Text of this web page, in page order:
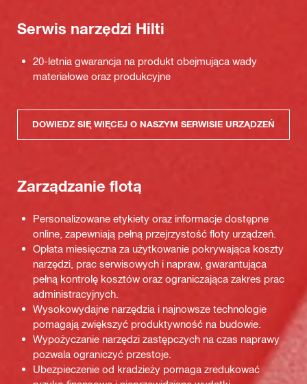
Serwis narzędzi Hilti
20-letnia gwarancja na produkt obejmująca wady
materiałowe oraz produkcyjne
DOWIEDZ SIĘ WIĘCEJ O NASZYM SERWISIE URZĄDZEŃ
Zarządzanie flotą
Personalizowane etykiety oraz informacje dostępne
online, zapewniają pełną przejrzystość floty urządzeń.
Opłata miesięczna za użytkowanie pokrywająca koszty
narzędzi, prac serwisowych i napraw, gwarantująca
pełną kontrolę kosztów oraz ograniczająca zakres prac
administracyjnych.
Wysokowydajne narzędzia i najnowsze technologie
pomagają zwiększyć produktywność na budowie.
Wypożyczanie narzędzi zastępczych na czas naprawy
pozwala ograniczyć przestoje.
Ubezpieczenie od kradzieży pomaga zredukować